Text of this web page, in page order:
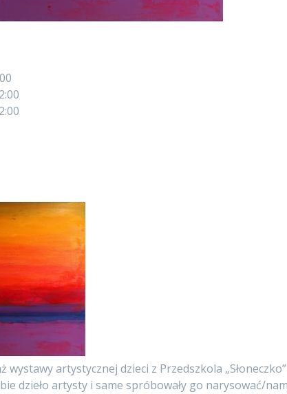
wystawy artystycznej dzieci z Przedszkola
dzieło artysty i same spróbowały go narysować/